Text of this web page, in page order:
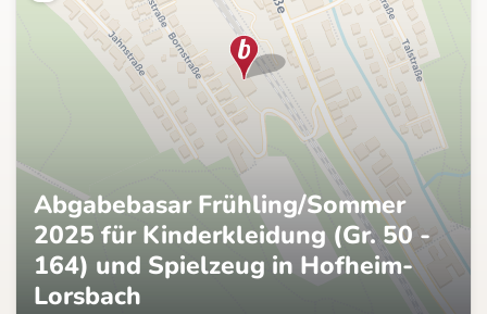
Abgabebasar Frühling/Sommer
2025 für Kinderkleidung (Gr. 50 -
164) und Spielzeug in Hofheim-
Lorsbach